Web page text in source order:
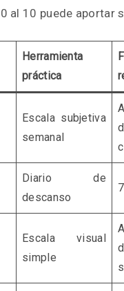
al 10 puede aportar
Herramienta
práctica
Escala subjetiva
semanal
Diario de
descanso
Escala visual
simple